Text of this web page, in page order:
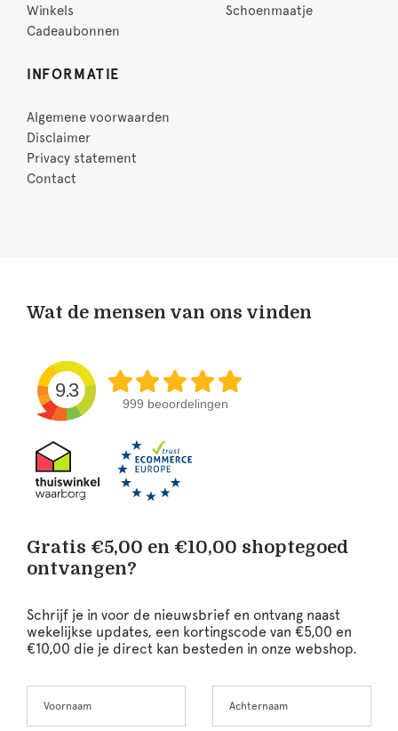
Winkels
Cadeaubonnen
Schoenmaatje
INFORMATIE
Algemene voorwaarden
Disclaimer
Privacy statement
Contact
Wat de mensen van ons vinden
9.3
999 beoordelingen
Gratis €5,00 en €10,00 shoptegoed
ontvangen?
Schrijf je in voor de nieuwsbrief en ontvang naast
wekelijkse updates, een kortingscode van €5,00 en
€10,00 die je direct kan besteden in onze webshop.
this